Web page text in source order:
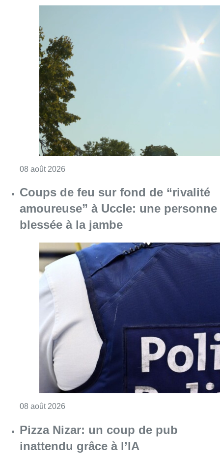
08 août 2026
Coups de feu sur fond de “rivalité
amoureuse” à Uccle: une personne
blessée à la jambe
08 août 2026
Pizza Nizar: un coup de pub
inattendu grâce à l’IA